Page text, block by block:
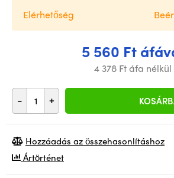
5 560 Ft
4 378 Ft áfa nélkül
- +
Elérhetőség
Hozzáadás az összehasonlításhoz
Ártörténet